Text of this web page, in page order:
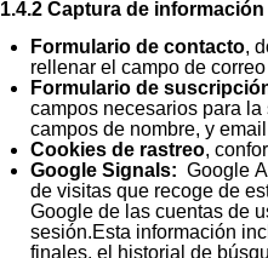
1.4.2 Captura de información
Formulario de contacto,
rellenar el campo de
Formulario de
campos necesarios para
campos de nombre, y email
Cookies de rastreo,
Google Signals: Google
de visitas que recoge de
Google de las cuentas de
sesión.Esta información
finales, el historial de